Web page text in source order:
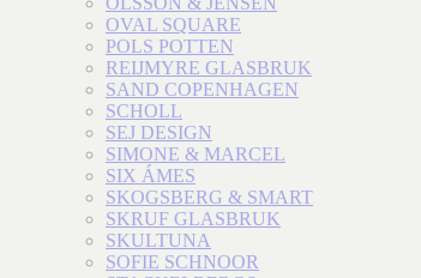
OVAL SQUARE
POLS POTTEN
REIJMYRE GLASBRUK
SAND COPENHAGEN
SCHOLL
SEJ DESIGN
SIMONE & MARCEL
SIX ÁMES
SKOGSBERG & SMART
SKRUF GLASBRUK
SKULTUNA
SOFIE SCHNOOR